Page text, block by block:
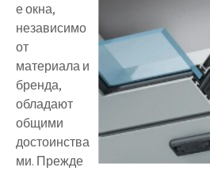
е окна,
независимо
от
материала и
бренда,
обладают
общими
достоинства
ми. Прежде